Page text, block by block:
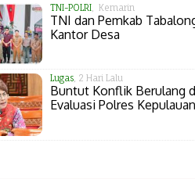
TNI-POLRI , Kemarin
TNI dan Pemkab
Kantor Desa
Lugas, 2 Hari Lalu
Buntut Konflik Berulang
Evaluasi Polres